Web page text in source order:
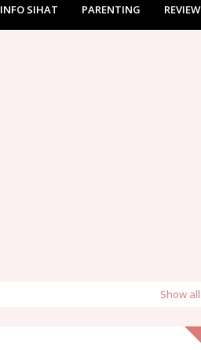
INFO SIHAT PARENTING REVIEW
Show all